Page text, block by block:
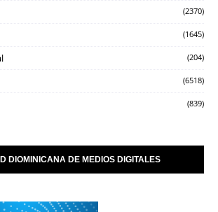
(2370)
(1645)
(204)
(6518)
(839)
DIOMINICANA DE MEDIOS DIGITALES